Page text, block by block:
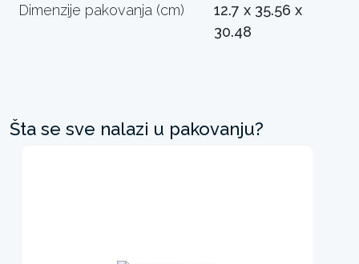
Dimenzije pakovanja (cm)
12.7 x 35.56 x
30.48
Šta se sve nalazi u pakovanju?